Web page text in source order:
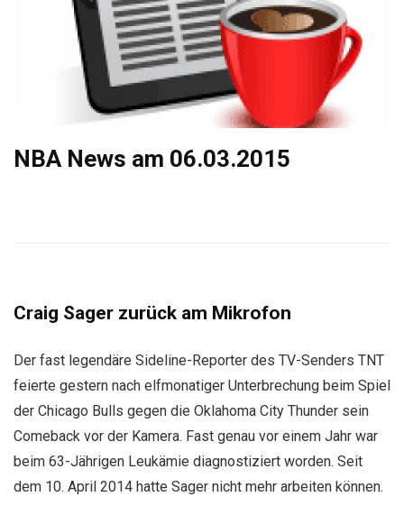
NBA News am 06.03.2015
Craig Sager zurück am Mikrofon
Der fast legendäre Sideline-Reporter des TV-Senders TNT
feierte gestern nach elfmonatiger Unterbrechung beim Spiel
der Chicago Bulls gegen die Oklahoma City Thunder sein
Comeback vor der Kamera. Fast genau vor einem Jahr war
beim 63-Jährigen Leukämie diagnostiziert worden. Seit
dem 10. April 2014 hatte Sager nicht mehr arbeiten können.